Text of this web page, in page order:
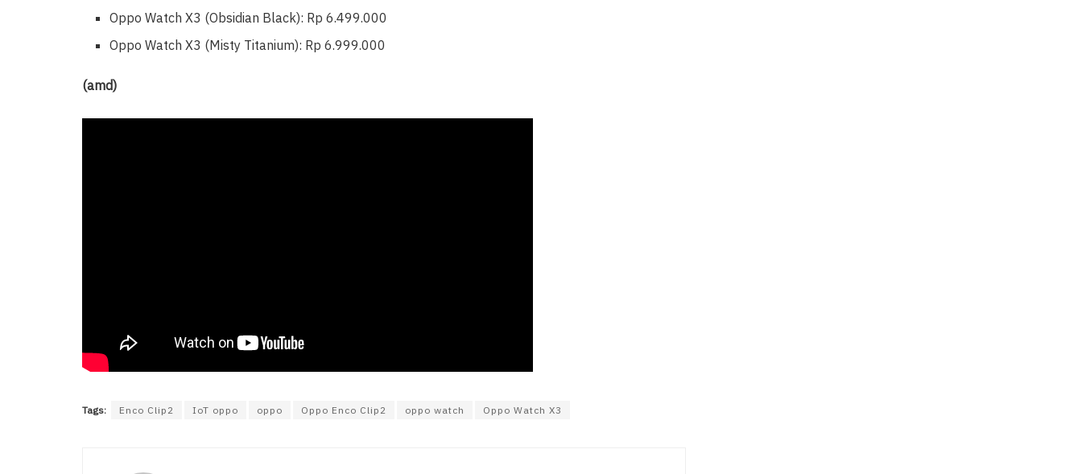
Oppo Watch X3 (Obsidian Black): Rp 6.499.000
Oppo Watch X3 (Misty Titanium): Rp 6.999.000
(amd)
Tags: Enco Clip2 IoT oppo oppo Oppo Enco Clip2 oppo watch Oppo Watch X3